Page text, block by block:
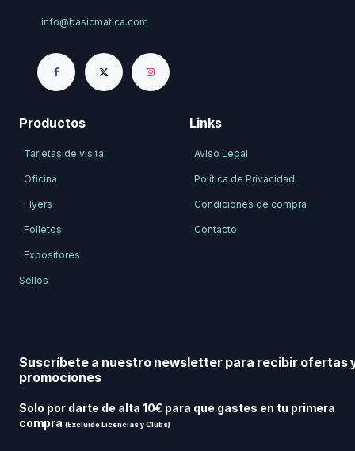
info@basicmatica.com
Productos
Tarjetas de visita
Oficina
Flyers
Folletos
Expositores
Sellos
Links
Aviso Legal
Política de Privacidad
Condiciones de compra
Contacto
Suscríbete a nuestro newsletter para recibir ofertas
promociones
Solo por darte de alta 10€ para que gastes en tu primera
compra (Excluido Licencias y Clubs)